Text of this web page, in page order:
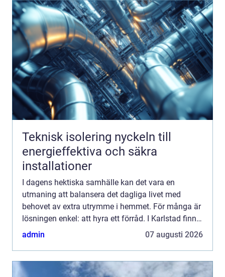
Teknisk isolering nyckeln till
energieffektiva och säkra
installationer
I dagens hektiska samhälle kan det vara en
utmaning att balansera det dagliga livet med
behovet av extra utrymme i hemmet. För många är
lösningen enkel: att hyra ett förråd. I Karlstad finns
det flera möjligh...
admin 07 augusti 2026